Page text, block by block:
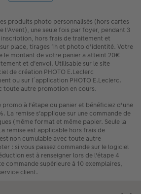
embellir un bureau, habiller votre
sont pratiques et décoratifs. Créer
personnalisable pour l'année 2026
ça vous dit ?
de calendriers photo
pour nos tirages photo, notre
propose plus de 25 modèles
formats pour varier les plaisirs et les
une bonne raison de choisir nos
calendrier mural, calendrier de
? Laissez-vous inspirer et faites
carré XL, XXL panorama, en double
trimestriel ou annuel, pour quel
allez-vous craquer ? Ornez
de qualité et adapté à vos
produits photo personnalisés (hors cartes
l'Avent), une seule fois par foyer, pendant 3
hors frais de traitement et
place, tirages 1h et photo d'identité. Votre
le montant de votre panier a atteint 20€
et d'envoi. Utilisable sur le site
de création PHOTO E.Leclerc
ou sur l´application PHOTO E.Leclerc.
toute autre promotion en cours.
à l'étape du panier et bénéficiez d'une
La remise s'applique sur une commande de
(même format et même papier. Seule la
remise est applicable hors frais de
non cumulable avec toute autre
: si vous passez commande sur le logiciel
est à renseigner lors de l'étape 4
commande supérieure à 10 exemplaires,
client.